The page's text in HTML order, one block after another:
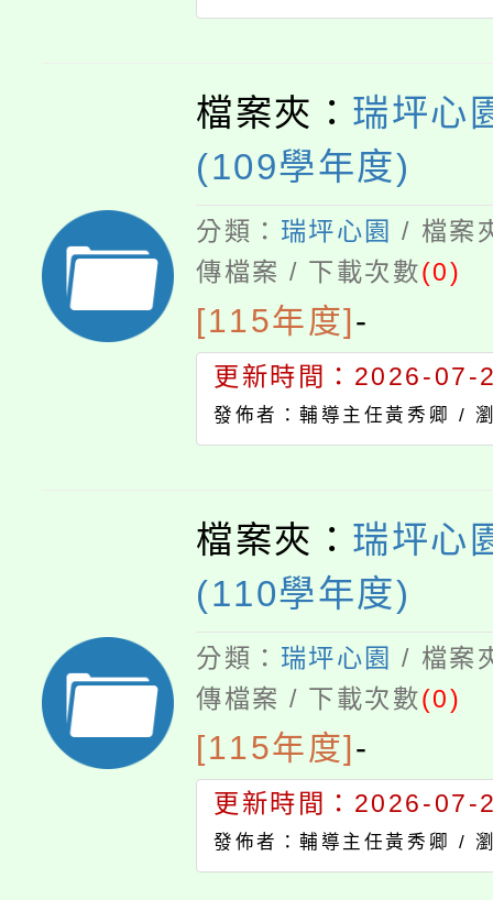
檔案夾： 瑞坪心
(109學年度)
分類： 瑞坪心園 / 檔案
傳檔案 / 下載次數(0)
[115年度]-
更新時間：2026-07-
發佈者：輔導主任黃秀卿 /
檔案夾： 瑞坪心
(110學年度)
分類： 瑞坪心園 / 檔案
傳檔案 / 下載次數(0)
[115年度]-
更新時間：2026-07-
發佈者：輔導主任黃秀卿 /